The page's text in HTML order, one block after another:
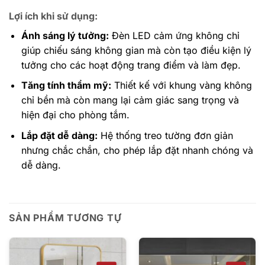
Lợi ích khi sử dụng:
Ánh sáng lý tưởng: Đèn LED cảm ứng không chỉ
giúp chiếu sáng không gian mà còn tạo điều kiện lý
tưởng cho các hoạt động trang điểm và làm đẹp.
Tăng tính thẩm mỹ: Thiết kế với khung vàng không
chỉ bền mà còn mang lại cảm giác sang trọng và
hiện đại cho phòng tắm.
Lắp đặt dễ dàng: Hệ thống treo tường đơn giản
nhưng chắc chắn, cho phép lắp đặt nhanh chóng và
dễ dàng.
SẢN PHẨM TƯƠNG TỰ